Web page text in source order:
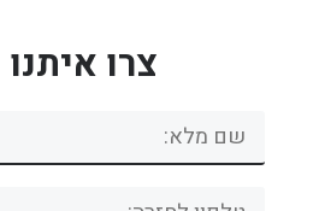
צרו